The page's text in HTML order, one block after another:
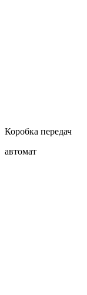
Коробка передач
автомат